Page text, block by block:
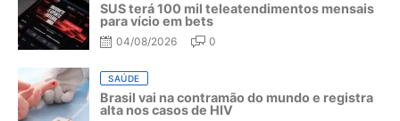
SUS terá 100 mil teleatendimentos mensais
para vício em bets
04/08/2026 0
SAÚDE
Brasil vai na contramão do mundo e registra
alta nos casos de HIV